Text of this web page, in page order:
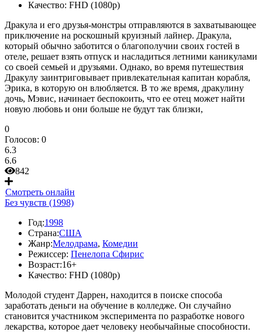
Качество: FHD (1080p)
Дракула и его друзья-монстры отправляются в захватывающее
приключение на роскошный круизный лайнер. Дракула,
который обычно заботится о благополучии своих гостей в
отеле, решает взять отпуск и насладиться летними каникулами
со своей семьей и друзьями. Однако, во время путешествия
Дракулу заинтриговывает привлекательная капитан корабля,
Эрика, в которую он влюбляется. В то же время, дракулину
дочь, Мэвис, начинает беспокоить, что ее отец может найти
новую любовь и они больше не будут так близки,
0
Голосов: 0
6.3
6.6
842
Смотреть онлайн
Без чувств (1998)
Год:1998
Страна:США
Жанр:Мелодрама, Комедии
Режиссер: Пенелопа Сфирис
Возраст:16+
Качество: FHD (1080p)
Молодой студент Даррен, находится в поиске способа
заработать деньги на обучение в колледже. Он случайно
становится участником эксперимента по разработке нового
лекарства, которое дает человеку необычайные способности.